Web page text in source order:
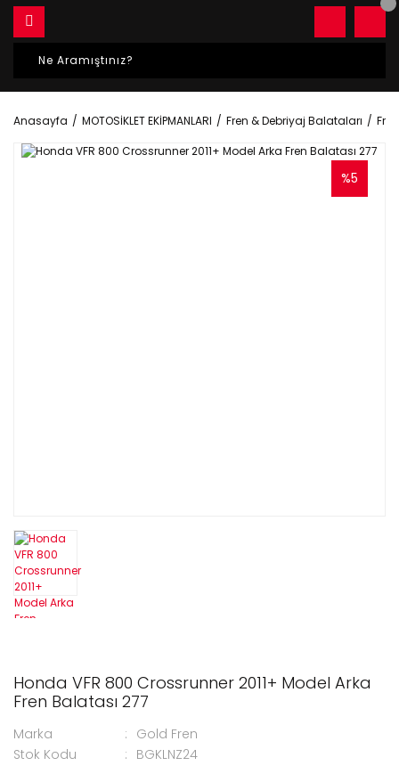
Anasayfa MOTOSİKLET EKİPMANLARI Fren & Debriyaj Balataları
%5
Honda VFR 800 Crossrunner 2011+ Model Arka
Fren Balatası 277
Marka
Gold Fren
Stok Kodu
BGKLNZ24